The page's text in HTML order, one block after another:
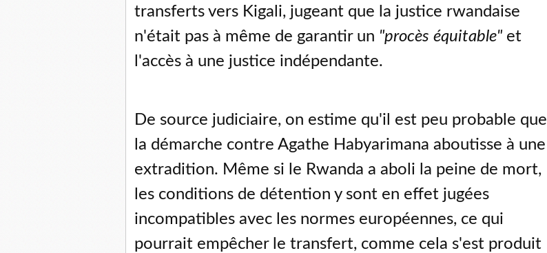
transferts vers Kigali, jugeant que la justice rwandaise
n'était pas à même de garantir un "procès équitable" et
l'accès à une justice indépendante.
De source judiciaire, on estime qu'il est peu probable que
la démarche contre Agathe Habyarimana aboutisse à une
extradition. Même si le Rwanda a aboli la peine de mort,
les conditions de détention y sont en effet jugées
incompatibles avec les normes européennes, ce qui
pourrait empêcher le transfert, comme cela s'est produit